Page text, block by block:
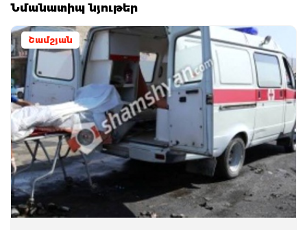
Նմանատիպ նյութեր
Շամշյան